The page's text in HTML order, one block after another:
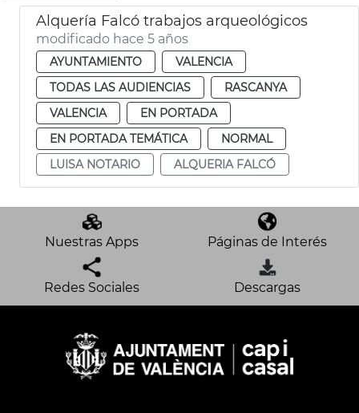
Alquería Falcó trabajos arqueológicos
modificado hace 5 años
AYUNTAMIENTO
VALENCIA
TODAS LAS AUDIENCIAS
RASCANYA
VALENCIA
EN PORTADA
EN PORTADA TEMÁTICA
NORMAL
LUISA NOTARIO
ALQUERIA FALCÓ
Nuestras Apps Páginas de Interés
Redes Sociales Descargas